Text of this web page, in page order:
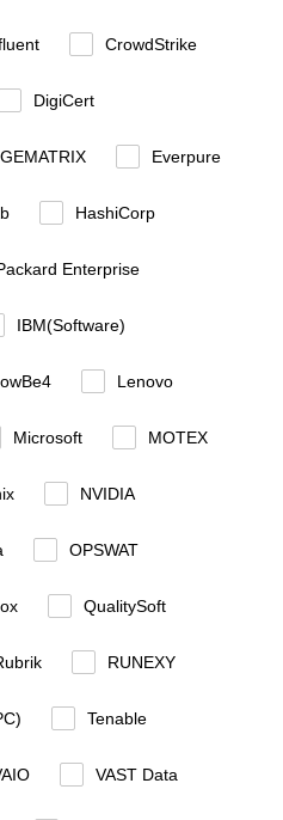
CrowdStrike
DigiCert
Everpure
HashiCorp
Enterprise
IBM(Software)
Lenovo
Microsoft MOTEX
NVIDIA
OPSWAT
QualitySoft
RUNEXY
Tenable
VAST Data